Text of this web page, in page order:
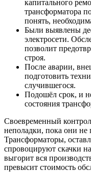
капитального
трансформатора
понять,
Были выявлены
электросети.
позволит
строя.
После аварии,
подготовить
случившегося.
Подошёл срок, и
состояния
Своевременный
неполадки, пока они не
Трансформаторы,
спровоцируют скачки
выгорит вся
превысит стоимость